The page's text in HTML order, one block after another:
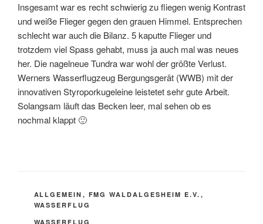
Insgesamt war es recht schwierig zu fliegen wenig Kontrast
und weiße Flieger gegen den grauen Himmel. Entsprechen
schlecht war auch die Bilanz. 5 kaputte Flieger und
trotzdem viel Spass gehabt, muss ja auch mal was neues
her. Die nagelneue Tundra war wohl der größte Verlust.
Werners Wasserflugzeug Bergungsgerät (WWB) mit der
innovativen Styroporkugeleine leistetet sehr gute Arbeit.
Solangsam läuft das Becken leer, mal sehen ob es
nochmal klappt 🙂
KATEGORIEN
ALLGEMEIN , FMG WALDALGESHEIM E.V. ,
WASSERFLUG
SCHLAGWÖRTER
WASSERFLUG